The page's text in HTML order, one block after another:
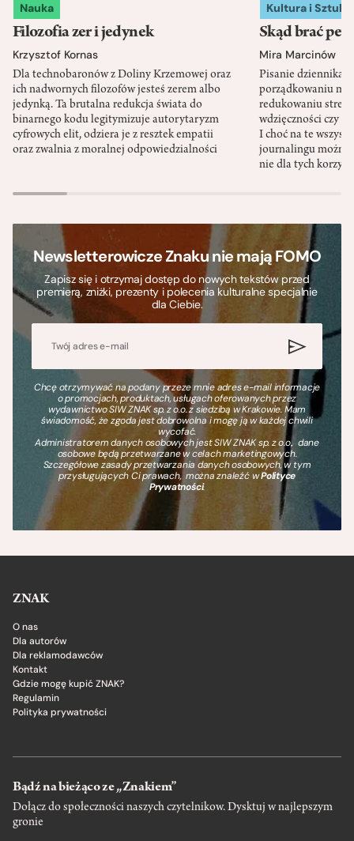
Nauka
Filozofia zer i jedynek
Krzysztof Kornas
Dla technobaronów z Doliny Krzemowej oraz
ich nadwornych filozofów jesteś zerem albo
jedynką. Ta brutalna redukcja świata do
binarnego kodu legitymizuje autorytaryzm
cyfrowych elit, odziera je z resztek empatii
oraz zwalnia z moralnej odpowiedzialności
Kultura i Sztuka
Skąd brać
Mira Marcinów
Pisanie dziennika
porządkowaniu
redukowaniu
wdzięczności czy
I choć na te
journalingu można
nie dla tych
Newsletterowicze Znaku nie mają FOMO
Zapisz się i otrzymaj dostęp do nowych tekstów przed
premierą, zniżki, prezenty i polecenia kulturalne specjalnie
dla Ciebie.
Chcę otrzymywać na podany przeze mnie adres e-mail informacje
o promocjach, produktach, usługach oferowanych przez
wydawnictwo SIW ZNAK sp. z o.o. z siedzibą w Krakowie. Mam
świadomość, że zgoda jest dobrowolna i mogę ją w każdej chwili
wycofać.
Administratorem danych osobowych jest SIW ZNAK sp. z o.o., dane
osobowe będą przetwarzane w celach marketingowych.
Szczegółowe zasady przetwarzania danych osobowych, w tym
przysługujących Ci prawach, można znaleźć wPolityce
Prywatności.
ZNAK
O nas
Dla autorów
Dla reklamodawców
Kontakt
Gdzie mogę kupić ZNAK?
Regulamin
Polityka prywatności
Bądź na bieżąco ze „Znakiem”
Dołącz do społeczności naszych czytelnikow. Dysktuj w najlepszym
gronie